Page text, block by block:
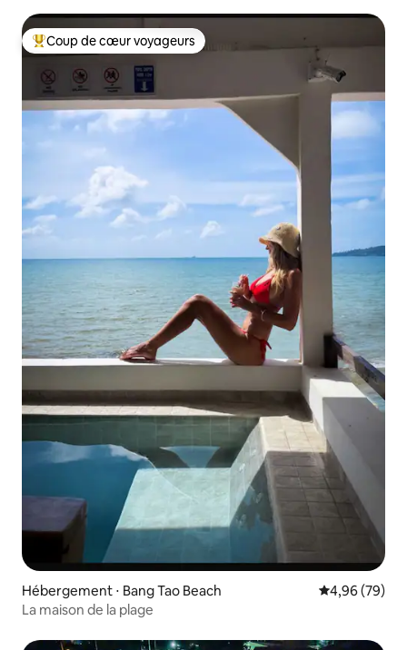
Coups de cœur voyageurs les plus appréciés
Coup de cœur voyageurs
Hébergement ⋅ Bang Tao Beach Évaluation
4,96 (79)
La maison de la plage